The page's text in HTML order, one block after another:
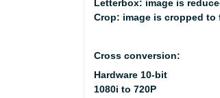
Letterbox: image is
Crop: image is cropped to
Cross conversion:
Hardware 10-bit
1080i to 720P